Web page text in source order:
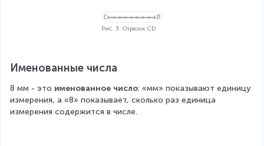
Рис. 3. Отрезок CD
Именованные числа
8 мм - это именованное число: «мм» показывают единицу
измерения, а «8» показывает, сколько раз единица
измерения содержится в числе.